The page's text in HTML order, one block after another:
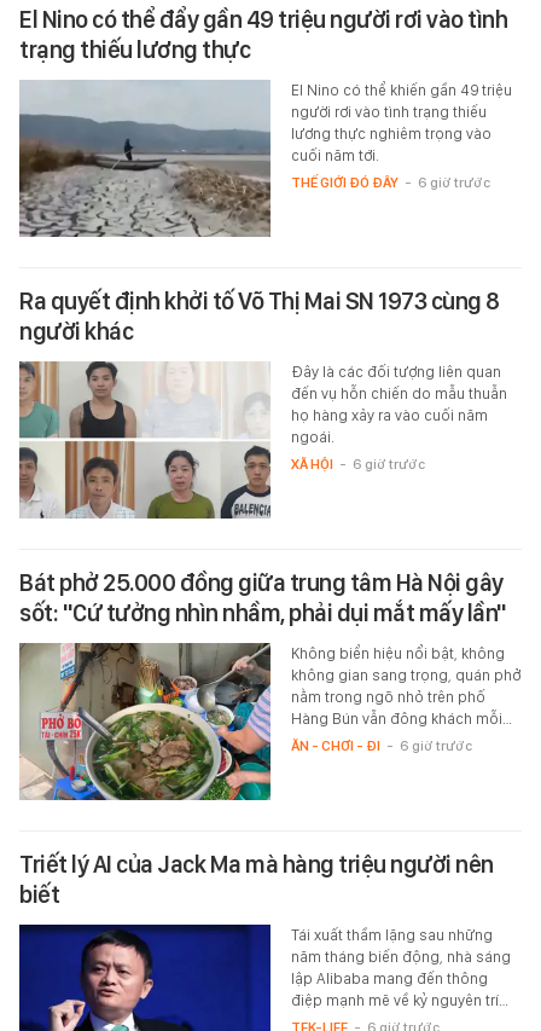
El Nino có thể đẩy gần 49 triệu người rơi vào tình
trạng thiếu lương thực
El Nino có thể khiến gần 49 triệu
người rơi vào tình trạng thiếu
lương thực nghiêm trọng vào
cuối năm tới.
THẾ GIỚI ĐÓ ĐÂY - 6 giờ trước
Ra quyết định khởi tố Võ Thị Mai SN 1973 cùng 8
người khác
Đây là các đối tượng liên quan
đến vụ hỗn chiến do mẫu thuẫn
họ hàng xảy ra vào cuối năm
ngoái.
XÃ HỘI - 6 giờ trước
Bát phở 25.000 đồng giữa trung tâm Hà Nội gây
sốt: "Cứ tưởng nhìn nhầm, phải dụi mắt mấy lần"
Không biển hiệu nổi bật, không
không gian sang trọng, quán phở
nằm trong ngõ nhỏ trên phố
Hàng Bún vẫn đông khách mỗi…
ĂN - CHƠI - ĐI - 6 giờ trước
Triết lý AI của Jack Ma mà hàng triệu người nên
biết
Tái xuất thầm lặng sau những
năm tháng biến động, nhà sáng
lập Alibaba mang đến thông
điệp mạnh mẽ về kỷ nguyên trí…